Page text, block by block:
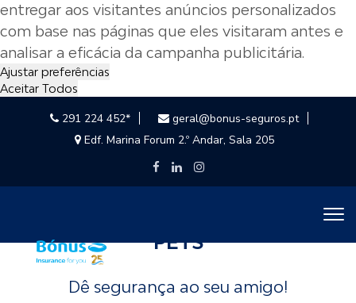
entregar aos visitantes anúncios personalizados
com base nas páginas que eles visitaram antes e
analisar a eficácia da campanha publicitária.
Ajustar preferências
Aceitar Todos
291 224 452*
geral@bonus-seguros.pt
Edf. Marina Forum 2.º Andar, Sala 205
PETS
Dê segurança ao seu amigo!